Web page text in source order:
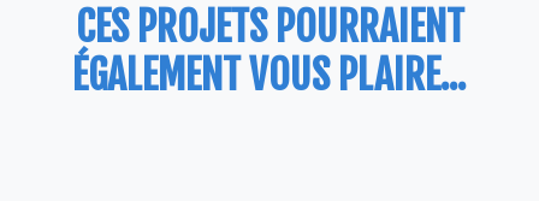
CES PROJETS POURRAIENT
ÉGALEMENT VOUS PLAIRE...